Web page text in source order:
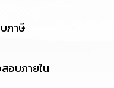
ภาษี
อบภายใน